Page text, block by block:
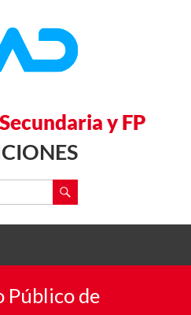
y FP
Público de